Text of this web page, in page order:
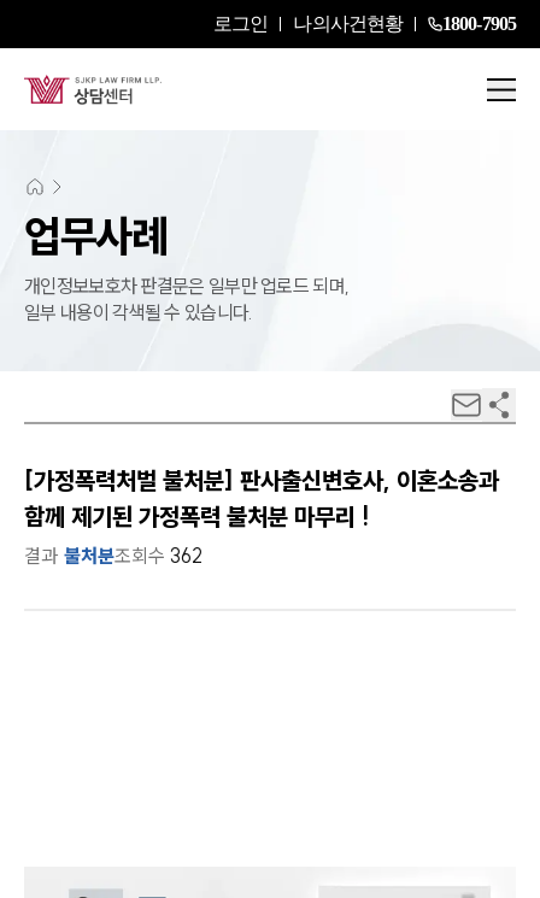
로그인 나의사건현황 1800-7905
업무사례
개인정보보호차 판결문은 일부만 업로드 되며,
일부 내용이 각색될 수 있습니다.
[가정폭력처벌 불처분] 판사출신변호사, 이혼소송과
함께 제기된 가정폭력 불처분 마무리 !
결과 불처분조회수 362